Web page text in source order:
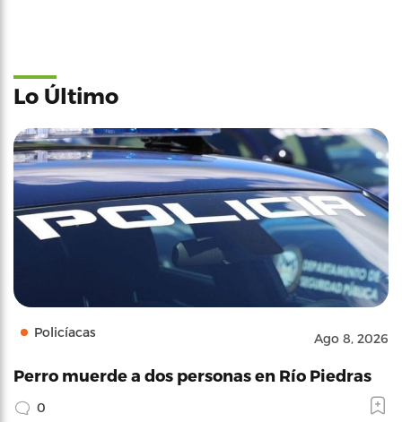
Lo Último
Policíacas Ago 8, 2026
Perro muerde a dos personas en Río Piedras
0